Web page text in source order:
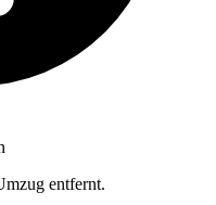
entfernt.